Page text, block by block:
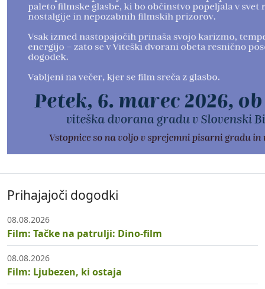
Prihajajoči dogodki
08.08.2026
Film: Tačke na patrulji: Dino-film
08.08.2026
Film: Ljubezen, ki ostaja